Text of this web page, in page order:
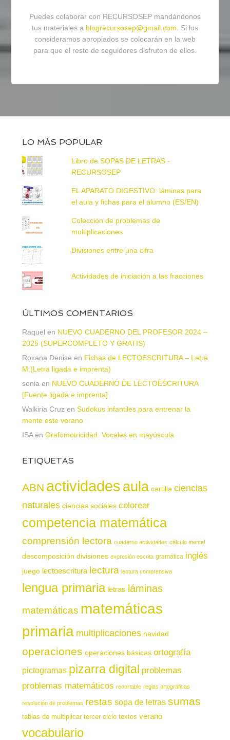
Puedes colaborar con RECURSOSEP mandándonos
tus materiales a blogrecursosep@gmail.com. Si los
consideramos apropiados se colocarán en la web
para que el resto de seguidores disfruten de ellos.
LO MÁS POPULAR
Libro de SOPAS DE LETRAS -
RECURSOSEP
EL APARATO DIGESTIVO: láminas para
el aula y fichas para el alumno (ES/EN)
Colección de problemas de
multiplicaciones
Divisiones entre una cifra
Actividades de iniciación a las fracciones
ÚLTIMOS COMENTARIOS
Raquel en NUEVO CUADERNO DEL PROFESOR 2024 –
2025 (SUPERCOMPLETO Y GRATIS)
Roxana Denise en Fichas de LECTOESCRITURA – Letra
M (Letra ligada e imprenta)
sonia en NUEVO CUADERNO DE LECTOESCRITURA
[Fuente ligada e imprenta]
Walkiria Cruz en Sudokus infantiles para entrenar la
mente este verano
ISAen Grafomotricidad. Vocales en mayúscula
ETIQUETAS
ABN actividadesaula cartilla ciencias
naturales ciencias sociales colorear
competencia matemática
comprensión lectora cuaderno actividades cálculo mental
descomposición divisiones expresión escrita gramática inglés
juego lectoescritura lectura lectura comprensiva
lengua primaria letras láminas
matemáticas matemáticas
primaria multiplicaciones navidad
operaciones operaciones básicas ortografía
pictogramas pizarra digital problemas
problemas matemáticos recortable reglas ortográficas
resolución de problemas restas sopa de letras sumas
tablas de multiplicar tercer ciclo textos verano
vocabulario